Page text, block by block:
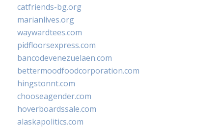
catfriends-bg.org
marianlives.org
waywardtees.com
pidfloorsexpress.com
bancodevenezuelaen.com
bettermoodfoodcorporation.com
hingstonnt.com
chooseagender.com
hoverboardssale.com
alaskapolitics.com